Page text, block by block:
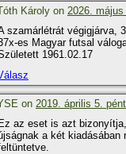
Károly on 2026.
szamárlétrát végigjárva,
es Magyar futsal
1961.02.17
on 2019. április 5.
Ez az eset is azt
a két kiadásában